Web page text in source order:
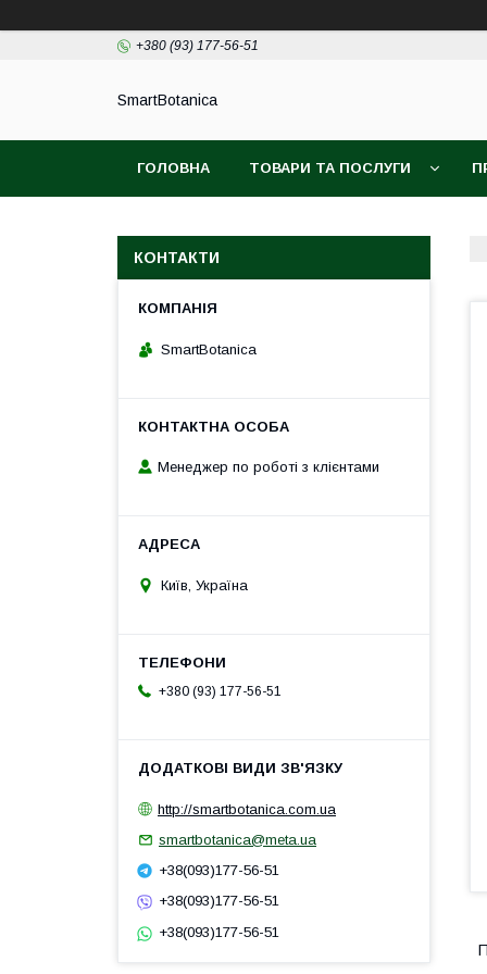
+380 (93) 177-56-51
SmartBotanica
ГОЛОВНА ТОВАРИ ТА ПОСЛУГИ
КОНТАКТИ
SmartBotanica
Менеджер по роботі з клієнтами
Київ, Україна
+380 (93) 177-56-51
http://smartbotanica.com.ua
smartbotanica@meta.ua
+38(093)177-56-51
+38(093)177-56-51
+38(093)177-56-51